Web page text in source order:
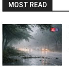
MOST READ